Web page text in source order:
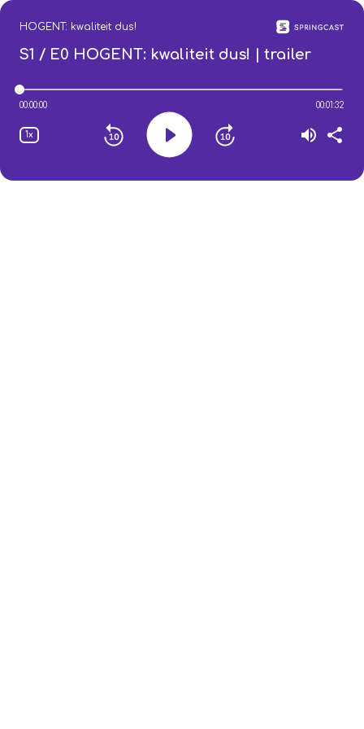
HOGENT: kwaliteit dus!
S1 / E0 HOGENT: kwaliteit dus! | trailer
00:00:00 00:01:32
1x